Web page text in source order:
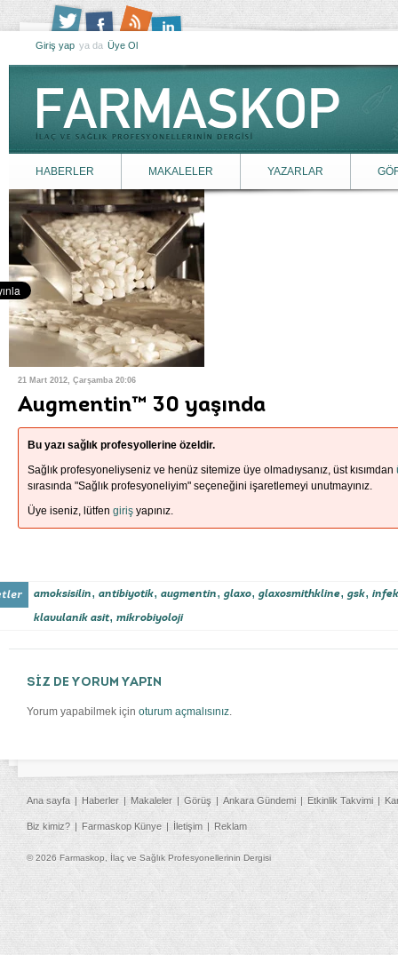
Giriş yap ya da Üye Ol
HABERLER MAKALELER YAZARLAR
21 Mart 2012, Çarşamba 20:06
Augmentin™ 30 yaşında
Bu yazı sağlık profesyollerine özeldir.
Sağlık profesyoneliyseniz ve henüz sitemize üye olmadıysanız, üst kısımdan
sırasında "Sağlık profesyoneliyim" seçeneğini işaretlemeyi unutmayınız.
Üye iseniz, lütfen giriş yapınız.
amoksisilin, antibiyotik, augmentin, glaxo, glaxosmithkline, gsk,
klavulanik asit, mikrobiyoloji
SİZ DE YORUM YAPIN
Yorum yapabilmek için oturum açmalısınız.
Ana sayfa Haberler Makaleler Görüş Ankara Gündemi Etkinlik Takvimi
Biz kimiz? Farmaskop Künye İletişim Reklam
© 2026 Farmaskop, İlaç ve Sağlık Profesyonellerinin Dergisi